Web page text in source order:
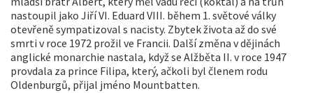
nastoupil jako Jiří VI. Eduard VIII. během 1. světové války
otevřeně sympatizoval s nacisty. Zbytek života až do své
smrti v roce 1972 prožil ve Francii. Další změna v dějinách
anglické monarchie nastala, když se Alžběta II. v roce 1947
provdala za prince Filipa, který, ačkoli byl členem rodu
Oldenburgů, přijal jméno Mountbatten.